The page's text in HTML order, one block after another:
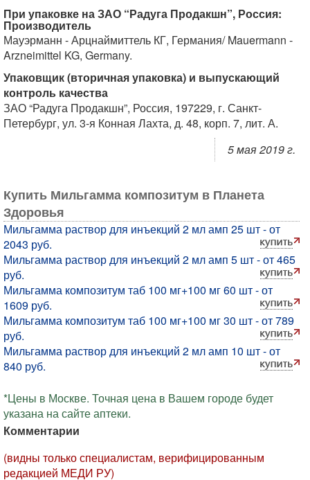
При упаковке на ЗАО “Радуга Продакшн”, Россия:
Производитель
Мауэрманн - Арцнаймиттель КГ, Германия/ Mauermann -
Arzneimittel KG, Germany.
Упаковщик (вторичная упаковка) и выпускающий
контроль качества
ЗАО “Радуга Продакшн”, Россия, 197229, г. Санкт-
Петербург, ул. 3-я Конная Лахта, д. 48, корп. 7, лит. А.
5 мая 2019 г.
Купить Мильгамма композитум в Планета
Здоровья
Мильгамма раствор для инъекций 2 мл амп 25 шт - от
2043 руб.
Мильгамма раствор для инъекций 2 мл амп 5 шт - от 465
руб.
Мильгамма композитум таб 100 мг+100 мг 60 шт - от
1609 руб.
Мильгамма композитум таб 100 мг+100 мг 30 шт - от 789
руб.
Мильгамма раствор для инъекций 2 мл амп 10 шт - от
840 руб.
*Цены в Москве. Точная цена в Вашем городе будет
указана на сайте аптеки.
Комментарии
(видны только специалистам, верифицированным
редакцией МЕДИ РУ)